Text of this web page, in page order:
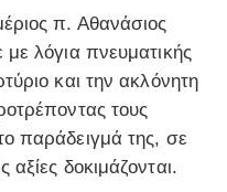
π. Αθανάσιος
λόγια πνευματικής
και την ακλόνητη
τους
παράδειγμά της, σε
δοκιμάζονται.